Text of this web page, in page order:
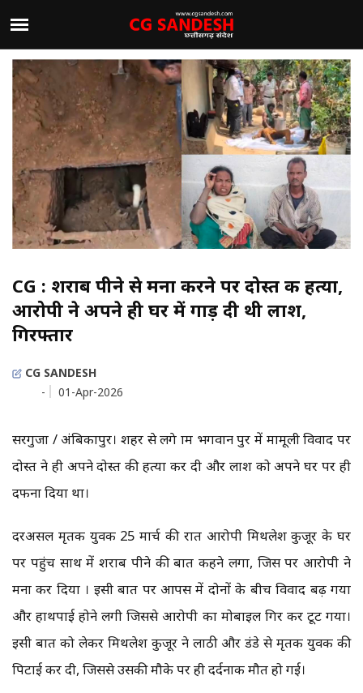
CG : शराब पीने से मना करने पर दोस्त की हत्या,
आरोपी ने अपने ही घर में गाड़ दी थी लाश,
गिरफ्तार
CG SANDESH
-
01-Apr-2026
सरगुजा / अंबिकापुर। शहर से लगे ग्राम भगवान पुर में मामूली विवाद पर
दोस्त ने ही अपने दोस्त की हत्या कर दी और लाश को अपने घर पर ही
दफना दिया था।
दरअसल मृतक युवक 25 मार्च की रात आरोपी मिथलेश कुजूर के घर
पर पहुंच साथ में शराब पीने की बात कहने लगा, जिस पर आरोपी ने
मना कर दिया । इसी बात पर आपस में दोनों के बीच विवाद बढ़ गया
और हाथपाई होने लगी जिससे आरोपी का मोबाइल गिर कर टूट गया।
इसी बात को लेकर मिथलेश कुजूर ने लाठी और डंडे से मृतक युवक की
पिटाई कर दी, जिससे उसकी मौके पर ही दर्दनाक मौत हो गई।